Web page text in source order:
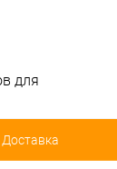
для
Доставка